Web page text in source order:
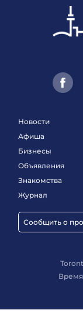
Новости
Афиша
Бизнесы
Объявления
Знакомства
Журнал
Сообщить о
Время